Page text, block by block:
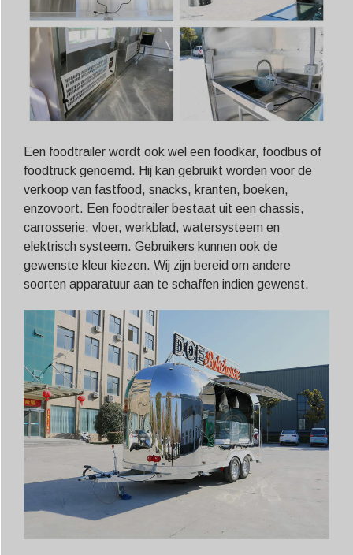
Een foodtrailer wordt ook wel een foodkar, foodbus of
foodtruck genoemd. Hij kan gebruikt worden voor de
verkoop van fastfood, snacks, kranten, boeken,
enzovoort. Een foodtrailer bestaat uit een chassis,
carrosserie, vloer, werkblad, watersysteem en
elektrisch systeem. Gebruikers kunnen ook de
gewenste kleur kiezen. Wij zijn bereid om andere
soorten apparatuur aan te schaffen indien gewenst.